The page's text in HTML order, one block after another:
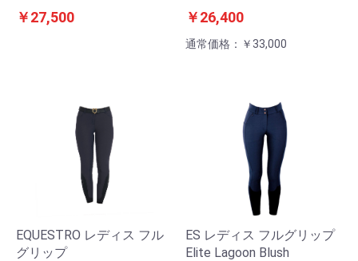
￥27,500 ￥26,400
通常価格：￥33,000
EQUESTRO レディス フル
グリップ
ES レディス フルグリップ
Elite Lagoon Blush